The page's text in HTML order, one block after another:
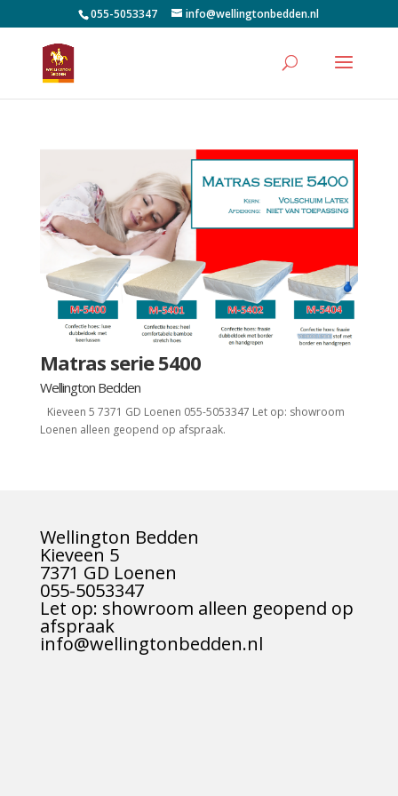
055-5053347 info@wellingtonbedden.nl
Matras serie 5400
Wellington Bedden
Kieveen 5 7371 GD Loenen 055-5053347 Let op: showroom
Loenen alleen geopend op afspraak.
Wellington Bedden
Kieveen 5
7371 GD Loenen
055-5053347
Let op: showroom alleen geopend op
afspraak
info@wellingtonbedden.nl